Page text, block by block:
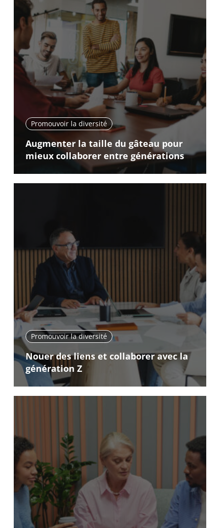
Promouvoir la diversité
Augmenter la taille du gâteau pour
mieux collaborer entre générations
Promouvoir la diversité
Nouer des liens et collaborer avec la
génération Z